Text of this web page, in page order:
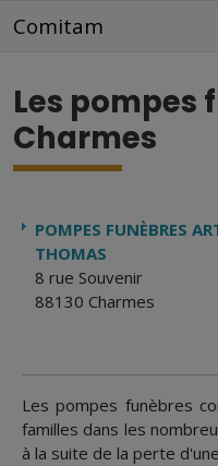
Comitam
Les pompes
Charmes
Les pompes funèbres
familles dans les
à la suite de la perte
POMPES FUNÈBRES
THOMAS
8 rue Souvenir
88130 Charmes